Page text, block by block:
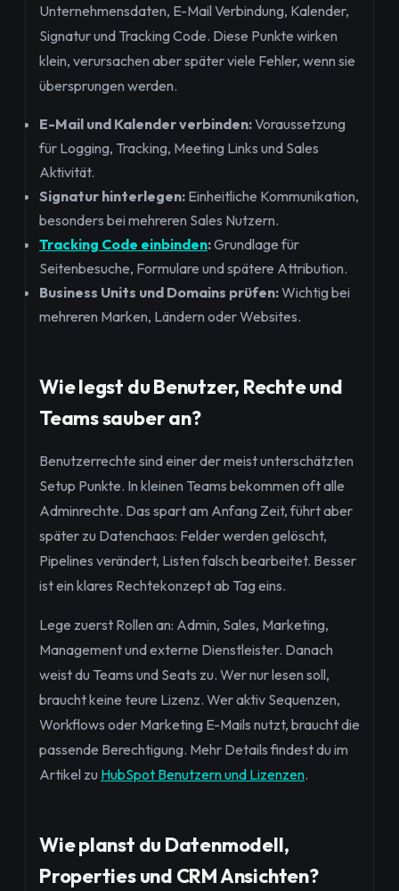
Unternehmensdaten, E-Mail Verbindung, Kalender,
Signatur und Tracking Code. Diese Punkte wirken
klein, verursachen aber später viele Fehler, wenn sie
übersprungen werden.
E-Mail und Kalender verbinden:Voraussetzung
für Logging, Tracking, Meeting Links und Sales
Aktivität.
Signatur hinterlegen: Einheitliche Kommunikation,
besonders bei mehreren Sales Nutzern.
Tracking Code einbinden:Grundlage für
Seitenbesuche, Formulare und spätere Attribution.
Business Units und Domains prüfen:Wichtig bei
mehreren Marken, Ländern oder Websites.
Wie legst du Benutzer, Rechte und
Teams sauber an?
Benutzerrechte sind einer der meist unterschätzten
Setup Punkte. In kleinen Teams bekommen oft alle
Adminrechte. Das spart am Anfang Zeit, führt aber
später zu Datenchaos: Felder werden gelöscht,
Pipelines verändert, Listen falsch bearbeitet. Besser
ist ein klares Rechtekonzept ab Tag eins.
Lege zuerst Rollen an: Admin, Sales, Marketing,
Management und externe Dienstleister. Danach
weist du Teams und Seats zu. Wer nur lesen soll,
braucht keine teure Lizenz. Wer aktiv Sequenzen,
Workflows oder Marketing E-Mails nutzt, braucht die
passende Berechtigung. Mehr Details findest du im
Artikel zu HubSpot Benutzern und Lizenzen.
Wie planst du Datenmodell,
Properties und CRM Ansichten?